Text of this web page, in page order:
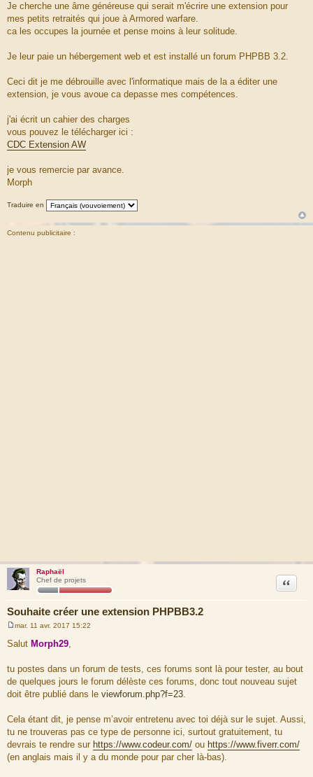
Je cherche une âme généreuse qui serait m'écrire une extension pour
mes petits retraités qui joue à Armored warfare.
ca les occupes la journée et pense moins à leur solitude.
Je leur paie un hébergement web et est installé un forum PHPBB 3.2.
Ceci dit je me débrouille avec l'informatique mais de la a éditer une
extension, je vous avoue ca depasse mes compétences.
j'ai écrit un cahier des charges
vous pouvez le télécharger ici :
CDC Extension AW
je vous remercie par avance.
Morph
Traduire en
Contenu publicitaire :
Raphaël
Chef de projets
Souhaite créer une extension PHPBB3.2
Citation
e
s
g
e
mar. 11 avr. 2017 15:22
Salut Morph29
tu postes dans un forum de tests, ces forums sont là pour tester, au bout
de quelques jours le forum délèste ces forums, donc tout nouveau sujet
doit être publié dans le viewforum.php?f=23
Cela étant dit, je pense m’avoir entretenu avec toi déjà sur le sujet. Aussi,
tu ne trouveras pas ce type de personne ici, surtout gratuitement, tu
devrais te rendre sur https://www.codeur.com/ ou https://www.fiverr.com/
(en anglais mais il y a du monde pour par cher là-bas).